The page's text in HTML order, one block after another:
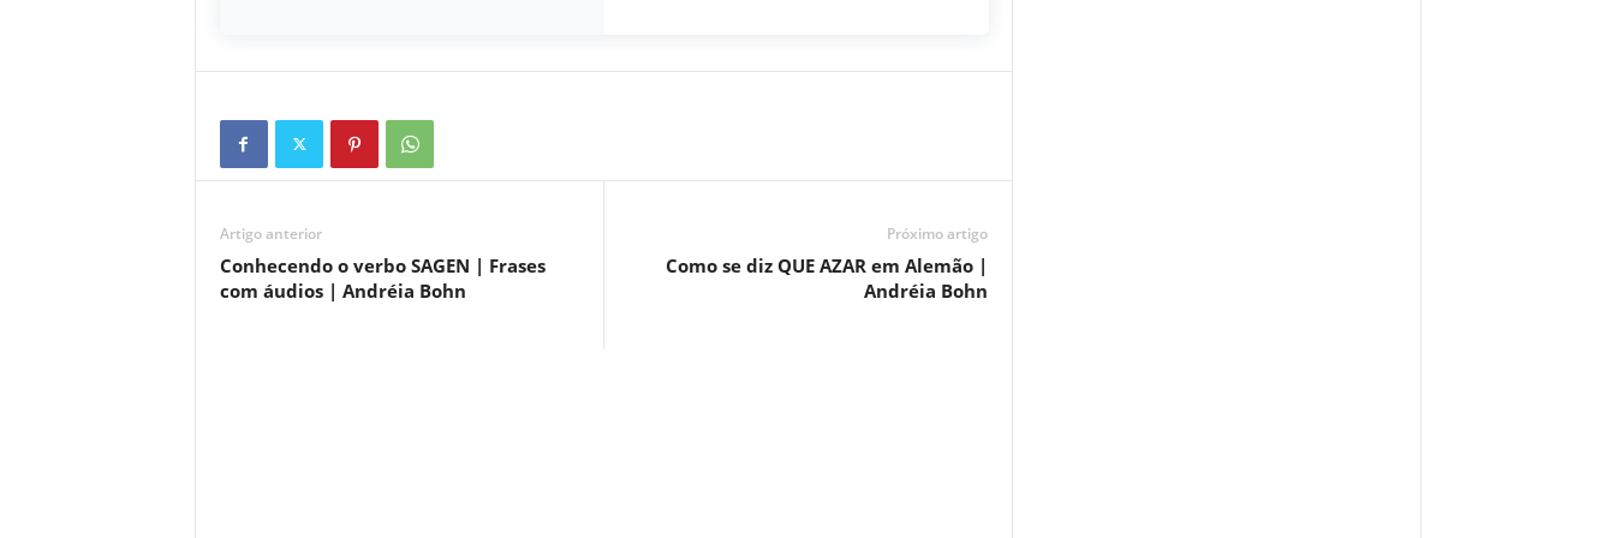
Artigo anterior
Conhecendo o verbo SAGEN | Frases
com áudios | Andréia Bohn
Próximo artigo
Como se diz QUE AZAR em Alemão |
Andréia Bohn